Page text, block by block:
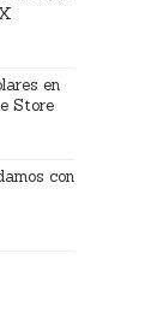
en
Store
con